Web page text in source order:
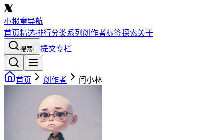
小报童导航
首页精选排行分类系列 创作者标签探索关于
搜索F 提交专栏
首页 创作者 闫小林